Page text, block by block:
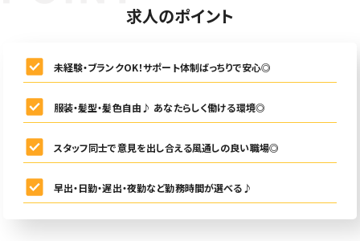
求人のポイント
未経験・ブランクOK！サポート体制ばっちりで安心◎
服装・髪型・髪色自由♪ あなたらしく働ける環境◎
スタッフ同士で意見を出し合える風通しの良い職場◎
早出・日勤・遅出・夜勤など勤務時間が選べる♪